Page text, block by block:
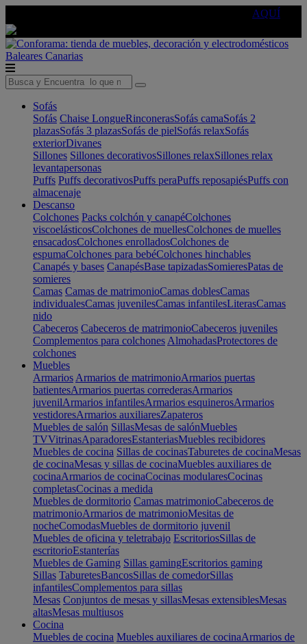
AQUÍ
Baleares Canarias
Sofás
Sofás Chaise LongueRinconerasSofás camaSofás 2
plazasSofás 3 plazasSofás de pielSofás relaxSofás
exteriorDivanes
Sillones Sillones decorativosSillones relaxSillones relax
levantapersonas
Puffs Puffs decorativosPuffs peraPuffs reposapiésPuffs con
almacenaje
Descanso
Colchones Packs colchón y canapéColchones
viscoelásticosColchones de muellesColchones de muelles
ensacadosColchones enrolladosColchones de
espumaColchones para bebéColchones hinchables
Canapés y bases CanapésBase tapizadasSomieresPatas de
somieres
Camas Camas de matrimonioCamas doblesCamas
individualesCamas juvenilesCamas infantilesLiterasCamas
nido
Cabeceros Cabeceros de matrimonioCabeceros juveniles
Complementos para colchones AlmohadasProtectores de
colchones
Muebles
Armarios Armarios de matrimonioArmarios puertas
batientesArmarios puertas correderasArmarios
juvenilArmarios infantilesArmarios esquinerosArmarios
vestidoresArmarios auxiliaresZapateros
Muebles de salón SillasMesas de salónMuebles
TVVitrinasAparadoresEstanteriasMuebles recibidores
Muebles de cocina Sillas de cocinasTaburetes de cocinaMesas
de cocinaMesas y sillas de cocinaMuebles auxiliares de
cocinaArmarios de cocinaCocinas modularesCocinas
completasCocinas a medida
Muebles de dormitorio Camas matrimonioCabeceros de
matrimonioArmarios de matrimonioMesitas de
nocheComodasMuebles de dormitorio juvenil
Muebles de oficina y teletrabajo EscritoriosSillas de
escritorioEstanterías
Muebles de Gaming Sillas gamingEscritorios gaming
Sillas TaburetesBancosSillas de comedorSillas
infantilesComplementos para sillas
Mesas Conjuntos de mesas y sillasMesas extensiblesMesas
altasMesas multiusos
Cocina
Muebles de cocina Muebles auxiliares de cocinaArmarios de